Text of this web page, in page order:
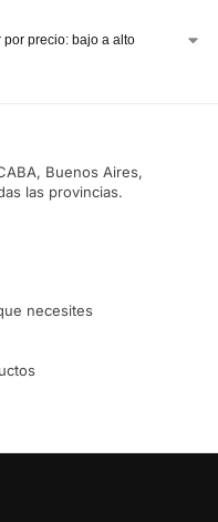
Buenos Aires,
las provincias.
necesites